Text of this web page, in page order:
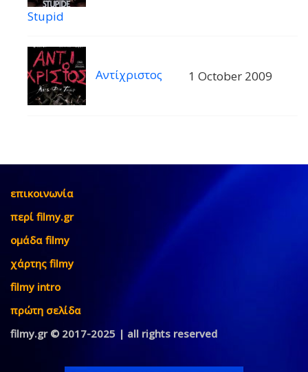
Stupid
Αντίχριστος 1 October 2009
επικοινωνία
περί filmy.gr
ομάδα filmy
χάρτης filmy
filmy intro
πρώτη σελίδα
filmy.gr © 2017-2025 | all rights reserved